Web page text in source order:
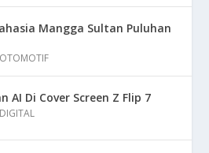
Mangga Sultan Puluhan
OTOMOTIF
AI Di Cover Screen Z Flip 7
DIGITAL